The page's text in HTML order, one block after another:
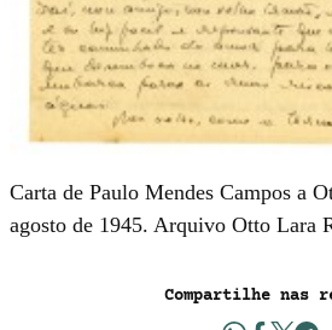
Carta de Paulo Mendes Campos a
agosto de 1945. Arquivo Otto Lara
Compartilhe nas